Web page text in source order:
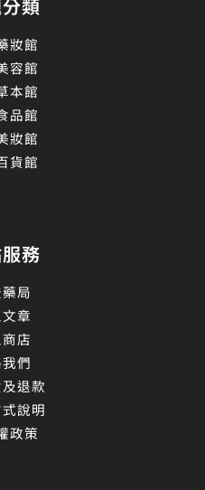
類
妝館
容館
本館
品館
妝館
貨館
務
局
章
店
們
退款
說明
政策